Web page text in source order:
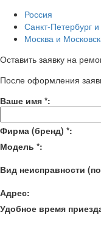
Россия
Санкт-Петербург
Москва и
Оставить заявку на
После оформления
Ваше имя *:
Фирма (бренд) *:
Модель *:
Вид неисправности
Адрес:
Удобное время